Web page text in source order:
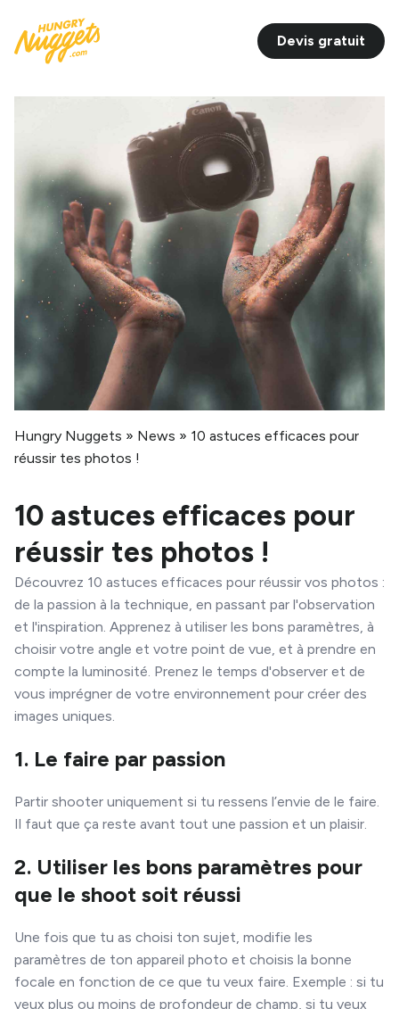
Devis gratuit
Hungry Nuggets » News » 10 astuces efficaces pour
réussir tes photos !
10 astuces efficaces pour
réussir tes photos !
Découvrez 10 astuces efficaces pour réussir vos photos :
de la passion à la technique, en passant par l'observation
et l'inspiration. Apprenez à utiliser les bons paramètres, à
choisir votre angle et votre point de vue, et à prendre en
compte la luminosité. Prenez le temps d'observer et de
vous imprégner de votre environnement pour créer des
images uniques.
1. Le faire par passion​
Partir shooter uniquement si tu ressens l’envie de le faire.
Il faut que ça reste avant tout une passion et un plaisir.​
2. Utiliser les bons paramètres pour
que le shoot soit réussi
Une fois que tu as choisi ton sujet, modifie les
paramètres de ton appareil photo et choisis la bonne
focale en fonction de ce que tu veux faire. Exemple : si tu
veux plus ou moins de profondeur de champ, si tu veux